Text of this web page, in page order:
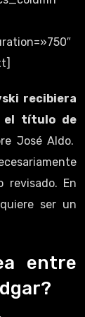
recibiera
el título de
José Aldo.
revisado. En
ser un
entre